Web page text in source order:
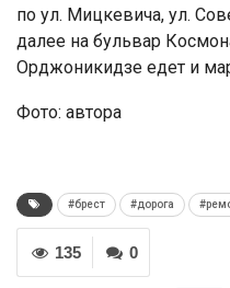
по ул. Мицкевича, ул.
далее на бульвар
Орджоникидзе едет и
Фото: автора
#брест #дорога
0
135